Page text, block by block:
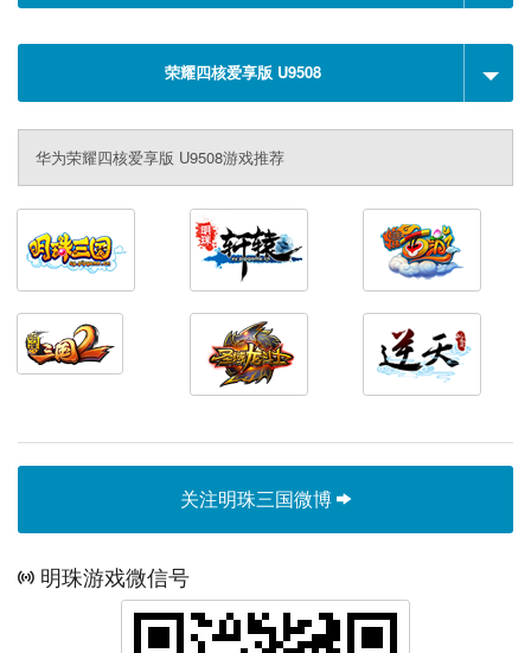
荣耀四核爱享版 U9508
华为荣耀四核爱享版 U9508游戏推荐
关注明珠三国微博
明珠游戏微信号